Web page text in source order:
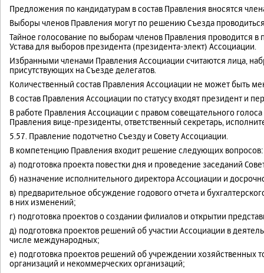
Предложения по кандидатурам в состав Правления вносятся
Выборы членов Правления могут по решению Съезда
Тайное голосование по выборам членов Правления проводится
Устава для выборов президента (президента-элект) Ассоциации.
Избранными членами Правления Ассоциации считаются лица,
присутствующих на Съезде делегатов.
Количественный состав Правления Ассоциации не может быть
В состав Правления Ассоциации по статусу входят президент и
В работе Правления Ассоциации с правом совещательного
Правления вице-президенты, ответственный секретарь,
5.57. Правление подотчетно Съезду и Совету Ассоциации.
В компетенцию Правления входит решение следующих вопросов:
а) подготовка проекта повестки дня и проведение заседаний
б) назначение исполнительного директора Ассоциации и
в) предварительное обсуждение годового отчета и
в них изменений;
г) подготовка проектов о создании филиалов и открытии
д) подготовка проектов решений об участии Ассоциации в
числе международных;
е) подготовка проектов решений об учреждении хозяйственных
организаций и некоммерческих организаций;